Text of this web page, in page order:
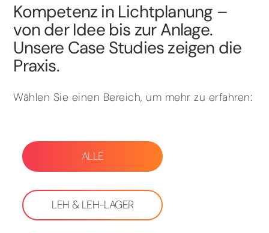
Kompetenz in Lichtplanung –
von der Idee bis zur Anlage.
Unsere Case Studies zeigen die
Praxis.
Wählen Sie einen Bereich, um mehr zu erfahren:
ALLE
LEH & LEH-LAGER